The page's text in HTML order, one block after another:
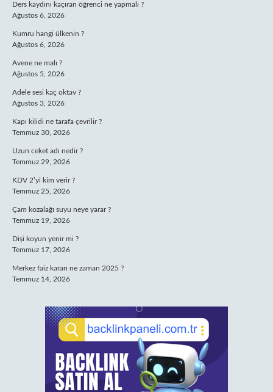
Ders kaydını kaçıran öğrenci ne yapmalı ?
Ağustos 6, 2026
Kumru hangi ülkenin ?
Ağustos 6, 2026
Avene ne malı ?
Ağustos 5, 2026
Adele sesi kaç oktav ?
Ağustos 3, 2026
Kapı kilidi ne tarafa çevrilir ?
Temmuz 30, 2026
Uzun ceket adı nedir ?
Temmuz 29, 2026
KDV 2’yi kim verir ?
Temmuz 25, 2026
Çam kozalağı suyu neye yarar ?
Temmuz 19, 2026
Dişi koyun yenir mi ?
Temmuz 17, 2026
Merkez faiz kararı ne zaman 2025 ?
Temmuz 14, 2026